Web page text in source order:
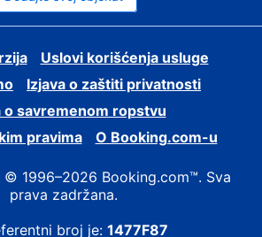
Uslovi korišćenja usluge
Izjava o zaštiti privatnosti
o savremenom ropstvu
pravima
О Booking.com-u
1996–2026 Booking.com™. Sva
prava zadržana.
broj je: 1477F87